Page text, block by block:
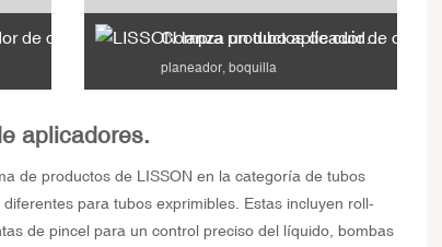
Compra productos de cuidado personal
planeador, boquilla
aplicadores.
de productos de LISSON en la categoría de tubos
para tubos exprimibles. Estas incluyen roll-
de pincel para un control preciso del líquido, bombas